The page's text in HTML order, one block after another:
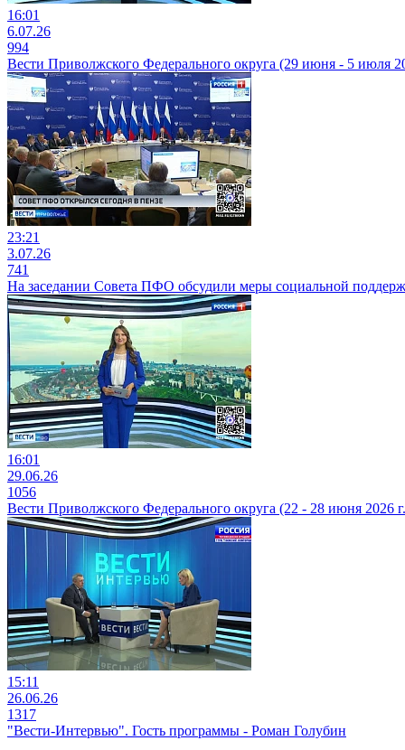
16:01
6.07.26
994
Вести Приволжского Федерального округа (29 июня - 5 июля
23:21
3.07.26
741
На заседании Совета ПФО обсудили меры социальной
16:01
29.06.26
1056
Вести Приволжского Федерального округа (22 - 28 июня 2026
15:11
26.06.26
1317
"Вести-Интервью". Гость программы - Роман Голубин